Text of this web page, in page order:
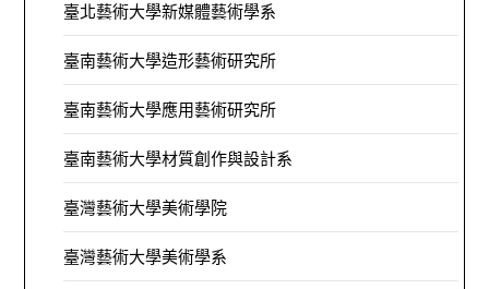
臺北藝術大學新媒體藝術學系
臺南藝術大學造形藝術研究所
臺南藝術大學應用藝術研究所
臺南藝術大學材質創作與設計系
臺灣藝術大學美術學院
臺灣藝術大學美術學系